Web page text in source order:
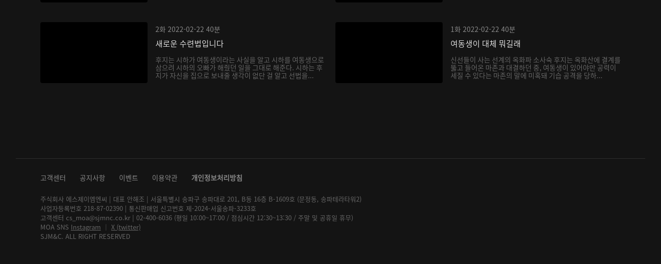
2화 2022-02-22 40분
새로운 수련법입니다
후지는 시하가 여동생이라는 사실을 알고 시하를 여동생으로
삼으려 시하의 오빠가 해줬던 일을 그대로 해준다. 시하는 후
지가 자신을 집으로 보내줄 생각이 없단 걸 알고 선법을...
1화 2022-02-22 40분
여동생이 대체 뭐길래
신선들이 사는 선계의 옥화파 소사숙 후지는 옥화산에 결계를
뚫고 들어온 마존과 대결하던 중, 여동생이 있어야만 공력이
세질 수 있다는 마존의 말에 미혹돼 기습 공격을 당하...
고객센터 공지사항 이벤트 이용약관 개인정보처리방침
주식회사 에스제이엠엔씨 | 대표 안해조 | 서울특별시 송파구 송파대로 201, B동 16층 B-1609호 (문정동, 송파테라타워2)
사업자등록번호 218-87-02390 | 통신판매업 신고번호 제-2024-서울송파-3233호
고객센터 cs_moa@sjmnc.co.kr | 02-400-6036 (평일 10:00~17:00 / 점심시간 12:30~13:30 / 주말 및 공휴일 휴무)
MOA SNS Instagram │ X (twitter)
SJM&C. ALL RIGHT RESERVED